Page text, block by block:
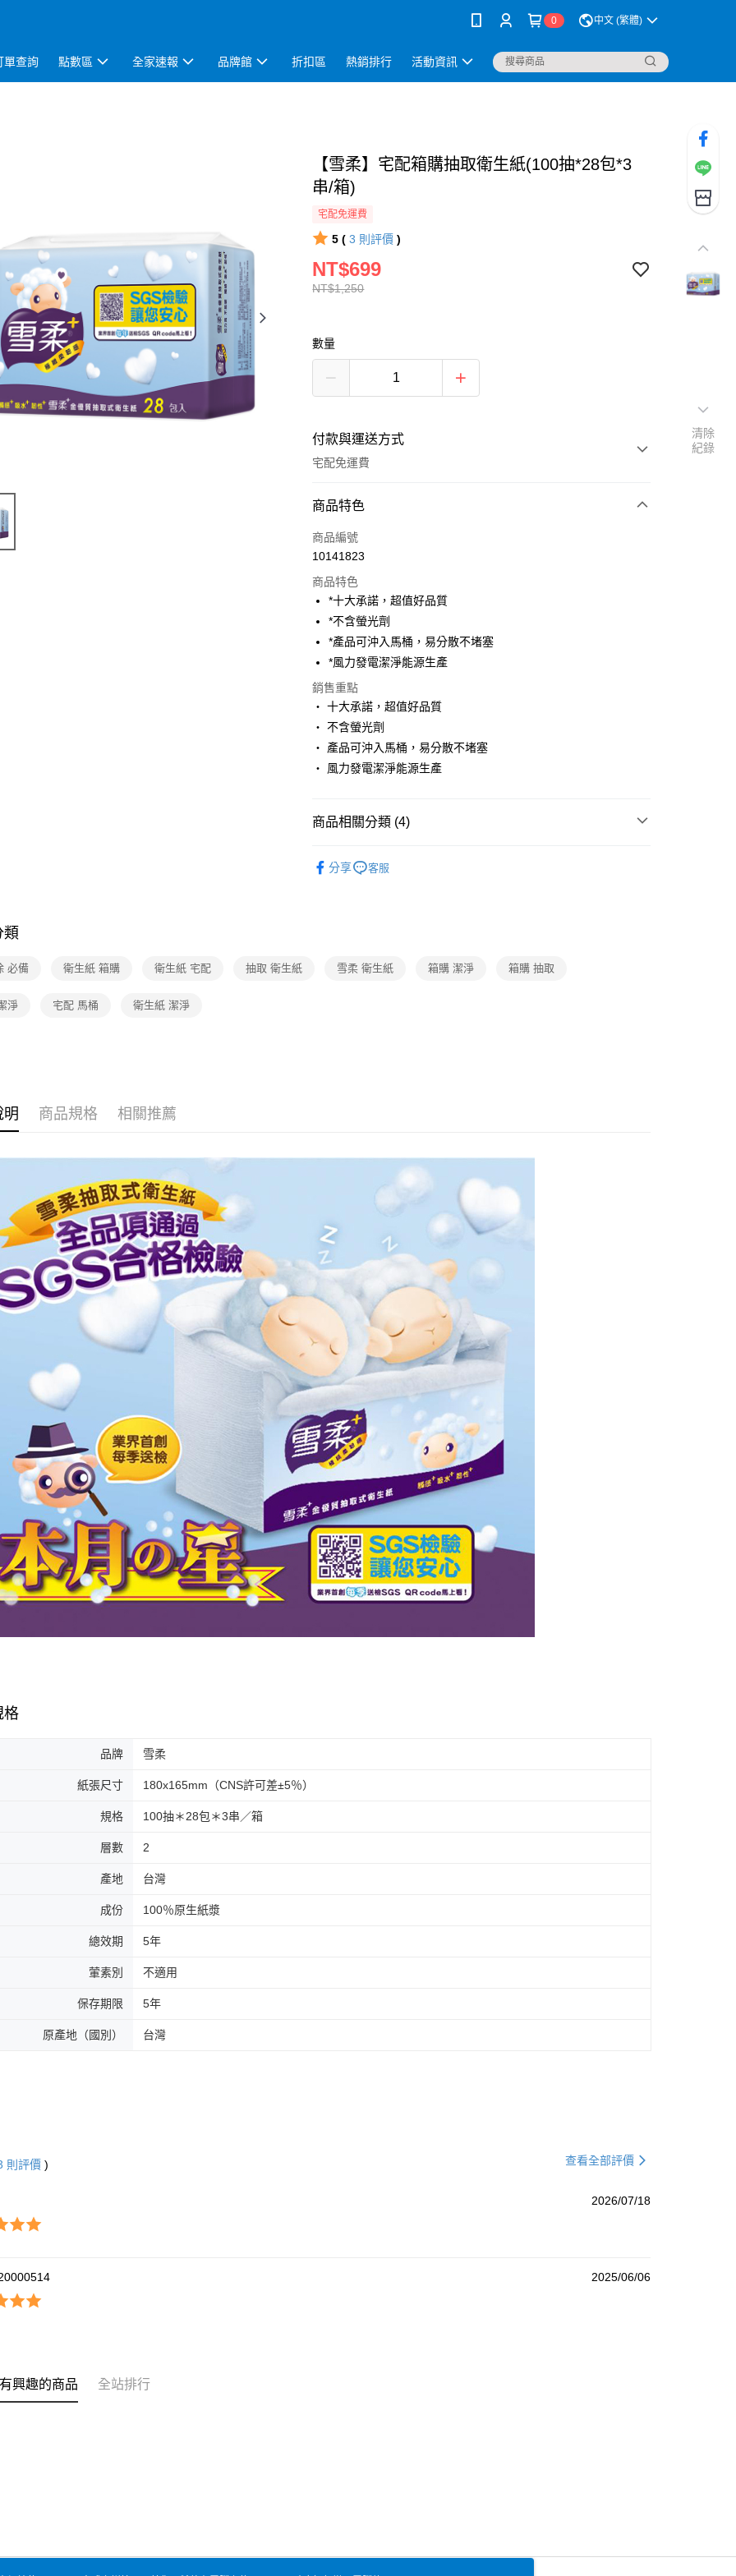
0 中文 (繁體)
單查詢 點數區 全家速報 品牌館 折扣區 熱銷排行 活動資訊
【雪柔】宅配箱購抽取衛生紙(100抽*28包*3
串/箱)
宅配免運費
5 ( 3 則評價 )
NT$1,250
NT$699
數量
付款與運送方式
宅配免運費
付款方式
全家線上支付
運送方式
本島宅配-活動商品
免運費
商品特色
商品編號
10141823
商品特色
*十大承諾，超值好品質
*不含螢光劑
*產品可沖入馬桶，易分散不堵塞
*風力發電潔淨能源生產
銷售重點
‧ 十大承諾，超值好品質
‧ 不含螢光劑
‧ 產品可沖入馬桶，易分散不堵塞
‧ 風力發電潔淨能源生產
商品相關分類 (4)
分享 客服
類
必備 衛生紙 箱購 衛生紙 宅配 抽取 衛生紙 雪柔 衛生紙 箱購 潔淨 箱購 抽取
淨 宅配 馬桶 衛生紙 潔淨
明 商品規格 相關推薦
格
品牌 雪柔
紙張尺寸 180x165mm（CNS許可差±5％）
規格 100抽＊28包＊3串／箱
層數 2
產地 台灣
成份 100％原生紙漿
總效期 5年
葷素別 不適用
保存期限 5年
原產地（國別） 台灣
則評價 ) 查看全部評價
2026/07/18
2025/06/06
興趣的商品 全站排行
清除
紀錄